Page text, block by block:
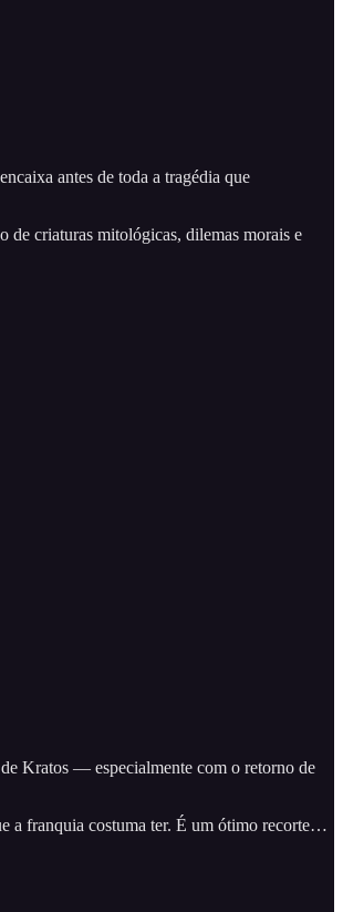
antes de toda a tragédia que
de criaturas mitológicas, dilemas morais e
Kratos — especialmente com o retorno de
a franquia costuma ter. É um ótimo recorte…